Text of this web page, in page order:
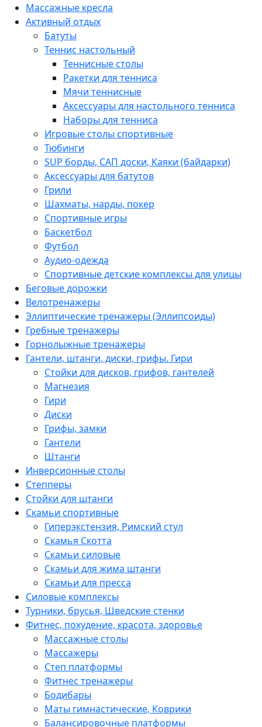
Массажные кресла
Активный отдых
Батуты
Теннис настольный
Теннисные столы
Ракетки для тенниса
Мячи теннисные
Аксессуары для настольного тенниса
Наборы для тенниса
Игровые столы спортивные
Тюбинги
SUP борды, САП доски, Каяки (байдарки)
Аксессуары для батутов
Грили
Шахматы, нарды, покер
Спортивные игры
Баскетбол
Футбол
Аудио-одежда
Спортивные детские комплексы для улицы
Беговые дорожки
Велотренажеры
Эллиптические тренажеры (Эллипсоиды)
Гребные тренажеры
Горнолыжные тренажеры
Гантели, штанги, диски, грифы. Гири
Стойки для дисков, грифов, гантелей
Магнезия
Гири
Диски
Грифы, замки
Гантели
Штанги
Инверсионные столы
Степперы
Стойки для штанги
Скамьи спортивные
Гиперэкстензия, Римский стул
Скамья Скотта
Скамьи силовые
Скамьи для жима штанги
Скамьи для пресса
Силовые комплексы
Турники, брусья, Шведские стенки
Фитнес, похудение, красота, здоровье
Массажные столы
Массажеры
Степ платформы
Фитнес тренажеры
Бодибары
Маты гимнастические, Коврики
Балансировочные платформы